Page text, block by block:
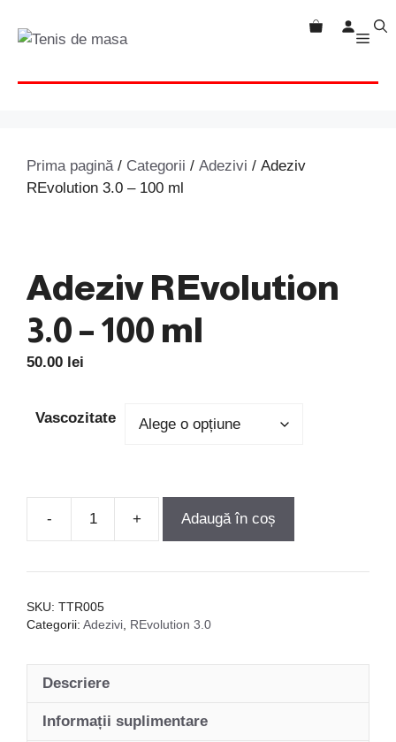
Prima pagină/ Categorii / Adezivi / Adeziv
REvolution 3.0 – 100 ml
Adeziv REvolution
3.0 – 100 ml
50.00 lei
Vascozitate
Cantitate
REvolution
-
ml
Adaugă în coș
SKU: TTR005
Categorii: Adezivi REvolution 3.0
Descriere
Informații suplimentare